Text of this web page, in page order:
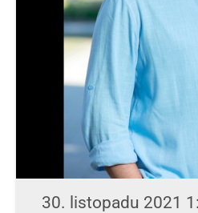
30. listopadu 2021